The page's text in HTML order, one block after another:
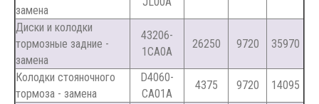
замена
Диски и колодки
тормозные задние -
замена
43206-
1CA0A
26250 9720 35970
Колодки стояночного
тормоза - замена
D4060-
CA01A
4375 9720
14095